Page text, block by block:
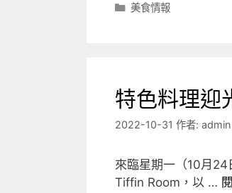
分
美食情報
特色料理迎
2022-10-31 作者: admin
來臨星期一（10月24
Tiffin Room，以 …